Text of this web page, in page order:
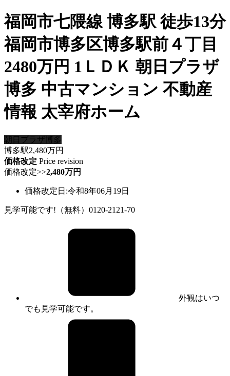
福岡市七隈線 博多駅 徒歩13分
福岡市博多区博多駅前４丁目
2480万円 1ＬＤＫ 朝日プラザ
博多 中古マンション 不動産
情報 太宰府ホーム
朝日プラザ博多
博多駅2,480万円
価格改定 Price revision
価格改定>>2,480万円
価格改定日:令和8年06月19日
見学可能です!（無料）0120-2121-70
外観はいつ
でも見学可能です。